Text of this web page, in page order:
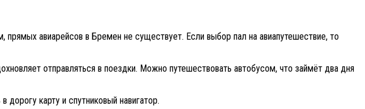
авиарейсов в Бремен не существует. Если выбор пал на авиапутешествие, то
отправляться в поездки. Можно путешествовать автобусом, что займёт два дня
дорогу карту и спутниковый навигатор.